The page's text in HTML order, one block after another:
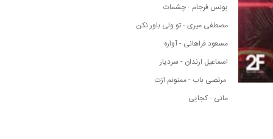
یونس فرجام - چشمات
مصطفی میری - تو ولی باور نکن
مسعود فراهانی - آواره
اسماعیل ارندان - سردیار
مرتضی باب - ممنونم ازت
مانی - کجایی